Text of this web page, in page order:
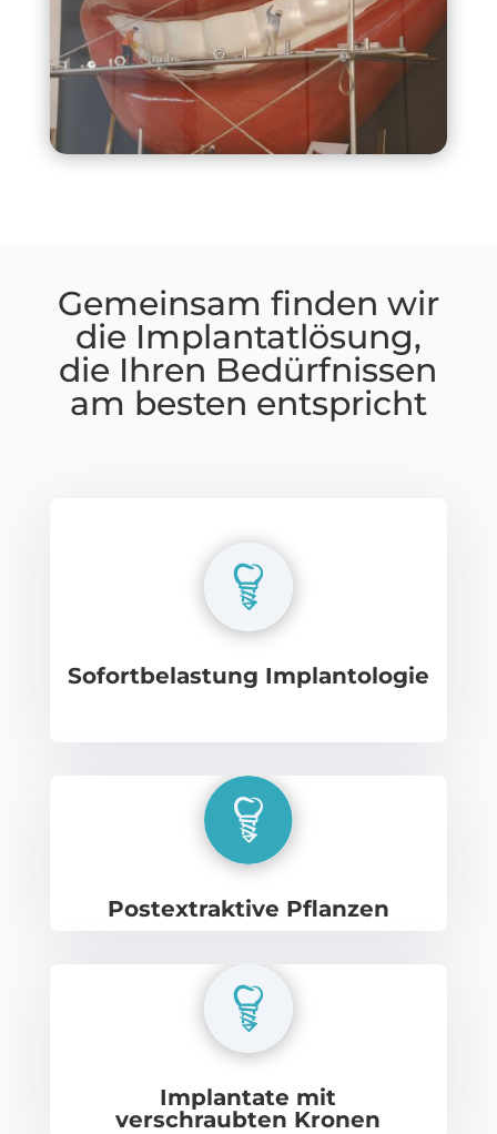
Gemeinsam finden wir
die Implantatlösung,
die Ihren Bedürfnissen
am besten entspricht
Sofortbelastung Implantologie
Postextraktive Pflanzen
Implantate mit
verschraubten Kronen